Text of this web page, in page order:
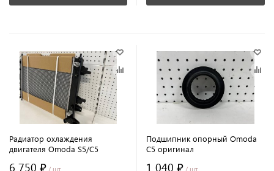
Радиатор охлаждения
двигателя Omoda S5/C5
6 750 ₽ / шт
Подшипник опорный Omoda
C5 оригинал
1 040 ₽ / шт